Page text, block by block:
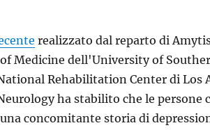
realizzato dal reparto di
Medicine dell'University of
Rehabilitation Center di Los
ha stabilito che le persone
concomitante storia di